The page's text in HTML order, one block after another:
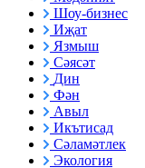
Шоу-бизнес
Иҗат
Язмыш
Сәясәт
Дин
Фән
Авыл
Икътисад
Сәламәтлек
Экология